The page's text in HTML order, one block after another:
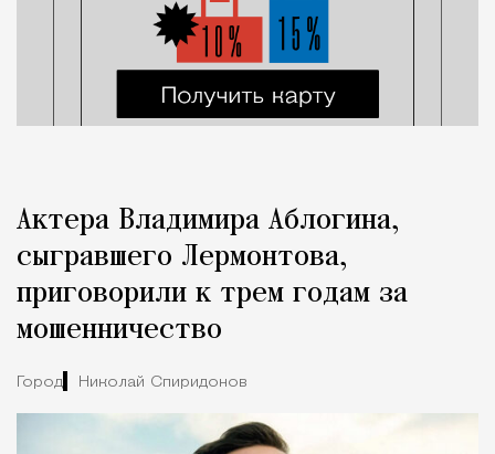
Актера Владимира Аблогина,
сыгравшего Лермонтова,
приговорили к трем годам за
мошенничество
Город Николай Спиридонов